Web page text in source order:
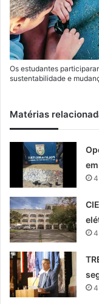
Os estudantes
sustentabilidade e
Matérias